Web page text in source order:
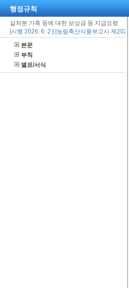
행정규칙
살처분 가축 등에 대한 보상금 등 지급요령
[시행 2026. 6. 2.] [농림축산식품부고시 제
본문
부칙
별표/서식